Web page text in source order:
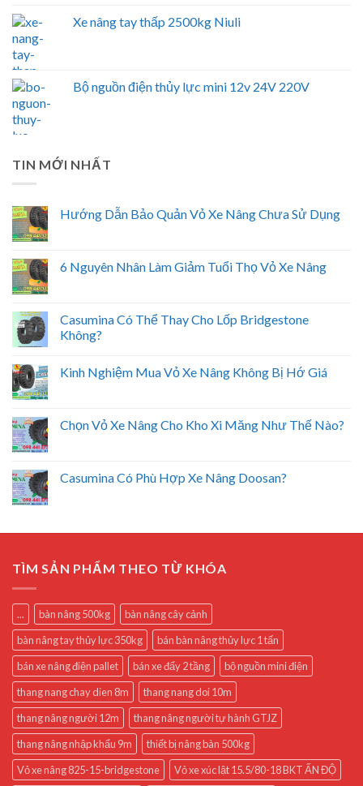
Xe nâng tay thấp 2500kg Niuli
Bộ nguồn điện thủy lực mini 12v 24V 220V
TIN MỚI NHẤT
Hướng Dẫn Bảo Quản Vỏ Xe Nâng Chưa Sử Dụng
6 Nguyên Nhân Làm Giảm Tuổi Thọ Vỏ Xe Nâng
Casumina Có Thể Thay Cho Lốp Bridgestone
Không?
Kinh Nghiệm Mua Vỏ Xe Nâng Không Bị Hớ Giá
Chọn Vỏ Xe Nâng Cho Kho Xi Măng Như Thế Nào?
Casumina Có Phù Hợp Xe Nâng Doosan?
TÌM SẢN PHẨM THEO TỪ KHÓA
... bàn nâng 500kg
bàn nâng cây cảnh
bàn nâng tay thủy lực 350kg
bán bàn nâng thủy lực 1 tấn
bán xe nâng điện pallet
bán xe đẩy 2 tầng
bộ nguồn mini điện
thang nang chay dien 8m
thang nang doi 10m
thang nâng người 12m
thang nâng người tự hành GTJZ
thang nâng nhập khẩu 9m
thiết bị nâng bàn 500kg
Vỏ xe nâng 825-15-bridgestone
Vỏ xe xúc lật 15.5/80-18 BKT ẤN ĐỘ